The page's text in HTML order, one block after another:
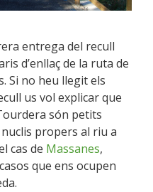
entrega del recull
d’enllaç de la ruta de
Si no heu llegit els
us vol explicar que
són petits
propers al riu a
cas de Massanes,
que ens ocupen